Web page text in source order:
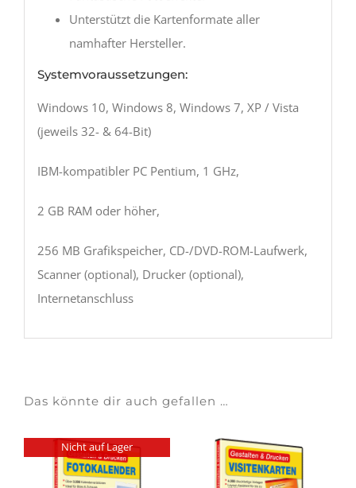
Unterstützt die Kartenformate aller
namhafter Hersteller.
Systemvoraussetzungen:
Windows 10, Windows 8, Windows 7, XP / Vista
(jeweils 32- & 64-Bit)
IBM-kompatibler PC Pentium, 1 GHz,
2 GB RAM oder höher,
256 MB Grafikspeicher, CD-/DVD-ROM-Laufwerk,
Scanner (optional), Drucker (optional),
Internetanschluss
Das könnte dir auch gefallen …
Nicht auf Lager